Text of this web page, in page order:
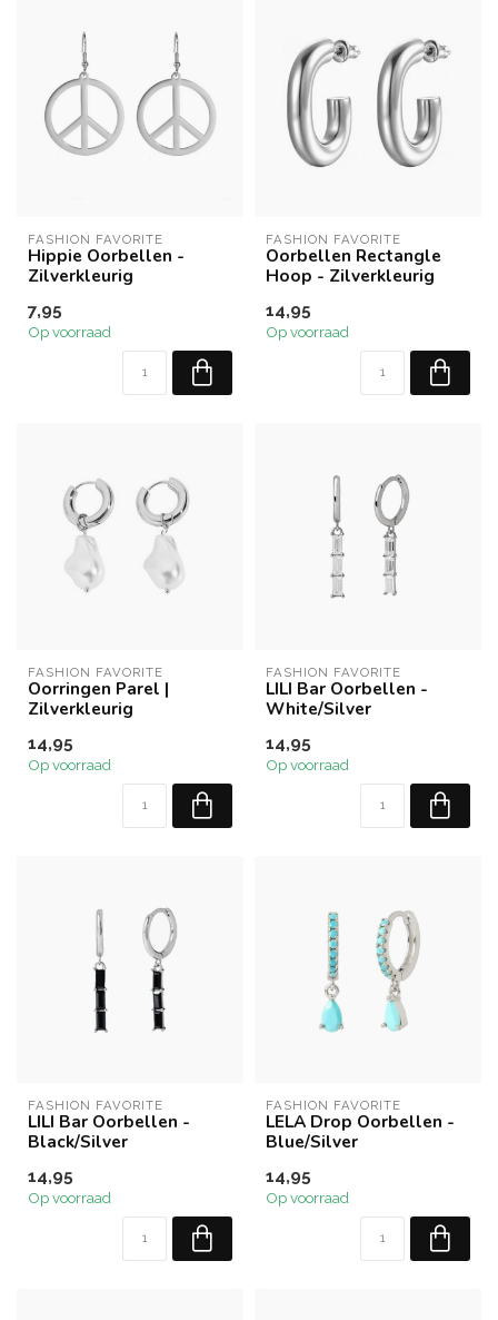
FASHION FAVORITE
Hippie Oorbellen -
Zilverkleurig
7,95
Op voorraad
FASHION FAVORITE
Oorbellen Rectangle
Hoop - Zilverkleurig
14,95
Op voorraad
FASHION FAVORITE
Oorringen Parel |
Zilverkleurig
14,95
Op voorraad
FASHION FAVORITE
LILI Bar Oorbellen -
White/Silver
14,95
Op voorraad
FASHION FAVORITE
LILI Bar Oorbellen -
Black/Silver
14,95
Op voorraad
FASHION FAVORITE
LELA Drop Oorbellen -
Blue/Silver
14,95
Op voorraad